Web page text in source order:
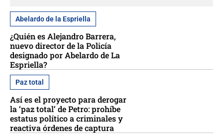
Abelardo de la Espriella
¿Quién es Alejandro Barrera,
nuevo director de la Policía
designado por Abelardo de La
Espriella?
Paz total
Así es el proyecto para derogar
la ‘paz total’ de Petro: prohíbe
estatus político a criminales y
reactiva órdenes de captura